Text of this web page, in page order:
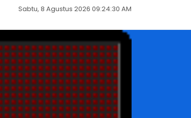
Sabtu, 8 Agustus 2026 09:24:30 AM